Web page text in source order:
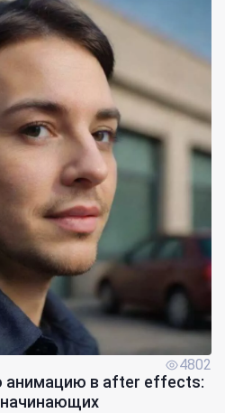
4802
анимацию в after effects: